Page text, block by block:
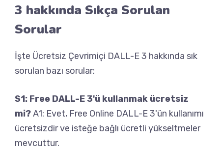
3 hakkında Sıkça Sorulan
Sorular
İşte Ücretsiz Çevrimiçi DALL-E 3 hakkında sık
sorulan bazı sorular:
S1: Free DALL-E 3'ü kullanmak ücretsiz
mi?A1: Evet, Free Online DALL-E 3'ün kullanımı
ücretsizdir ve isteğe bağlı ücretli yükseltmeler
mevcuttur.